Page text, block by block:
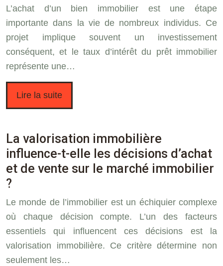
L’achat d’un bien immobilier est une étape
importante dans la vie de nombreux individus. Ce
projet implique souvent un investissement
conséquent, et le taux d’intérêt du prêt immobilier
représente une…
Lire la suite
La valorisation immobilière
influence-t-elle les décisions d’achat
et de vente sur le marché immobilier
?
Le monde de l’immobilier est un échiquier complexe
où chaque décision compte. L’un des facteurs
essentiels qui influencent ces décisions est la
valorisation immobilière. Ce critère détermine non
seulement les…